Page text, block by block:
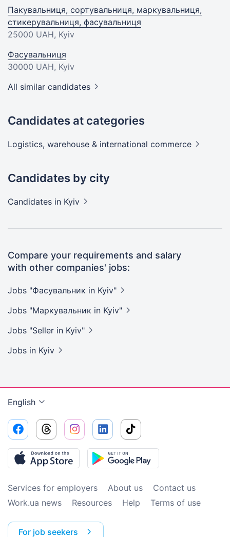
Пакувальниця, сортувальниця, маркувальниця,
стикерувальниця, фасувальниця
25000 UAH, Kyiv
Фасувальниця
30000 UAH, Kyiv
All similar candidates
Candidates at categories
Logistics, warehouse & international commerce
Candidates by city
Candidates in Kyiv
Compare your requirements and salary
with other companies' jobs:
Jobs "Фасувальник in Kyiv"
Jobs "Маркувальник in Kyiv"
Jobs "Seller in Kyiv"
Jobs in Kyiv
English
Services for employers About us
Contact us
Work.ua news
Resources Help Terms of use
For job seekers